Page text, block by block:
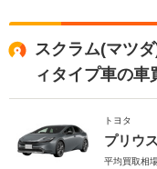
スクラム(マツ
ィタイプ車の車
トヨタ
プリウス
平均買取相